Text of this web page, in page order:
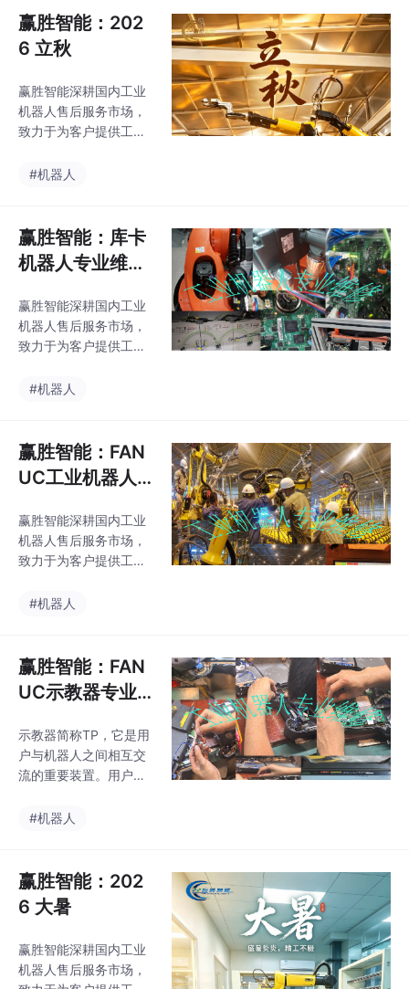
赢胜智能：202
6 立秋
赢胜智能深耕国内工业
机器人售后服务市场，
致力于为客户提供工业
解决方案。我们的服务
药、化工、机加工等多
个领域的机器人应用。
公司以科技创新为核心
企业发展对高效率、高
标准、低能耗的管理需
求，为客户提供专业化
期服务。
#机器人
赢胜智能：库卡
机器人专业维修
赢胜智能深耕国内工业
机器人售后服务市场，
致力于为客户提供工业
解决方案。我们的服务
药、化工、机加工等多
个领域的机器人应用。
由于库卡机器人采用润
减速机提供润滑，润滑
油有吸水性，长时间不
更换会锈蚀减速机内
使用寿命。所以要定期
核心驱动力，积极响应
现代企业发展对高效
#机器人
赢胜智能：FAN
UC工业机器人
赢胜智能深耕国内工业
机器人售后服务市场，
致力于为客户提供工业
解决方案。我们的服务
药、化工、机加工等多
个领域的机器人应用。
公司以科技创新为核心
企业发展对高效率、高
标准、低能耗的管理需
求，为客户提供专业化
期服务。夏天天气炎
影响正常生产。所以要
提前做好预防性维护保
#机器人
赢胜智能：FAN
UC示教器专业
示教器简称TP，它是用
户与机器人之间相互交
流的重要装置。用户可
看机器人当前位置、寄
程序、编写机器人、对
程序进行调试以及让发
那科机器人。我们的服
件、3C电子、食品、医
药、化工、机加工等多
#机器人
赢胜智能：202
6 大暑
赢胜智能深耕国内工业
机器人售后服务市场，